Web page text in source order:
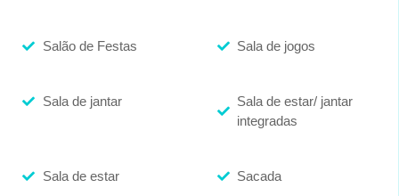
Salão de Festas Sala de jogos
Sala de jantar
Sala de estar/ jantar
integradas
Sala de estar Sacada